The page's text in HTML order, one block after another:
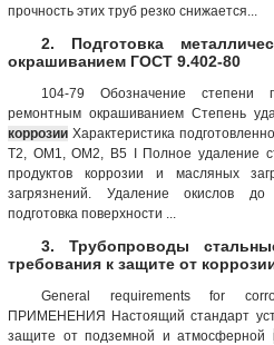
прочность этих труб резко снижается...
2. Подготовка
окрашиванием ГОСТ 9.402-80
104-79 Обозначение степени
ремонтным окрашиванием Степень
коррозии Характеристика
Т2, ОМ1, ОМ2, В5 I Полное удаление
продуктов коррозии и масляных
загрязнений. Удаление окислов
подготовка поверхности ...
3. Трубопроводы
требования к защите от
General requirements for
ПРИМЕНЕНИЯ Настоящий стандарт
защите от подземной и атмосферной